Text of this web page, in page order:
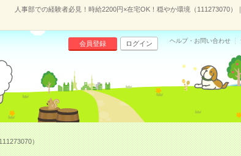
人事部での経験者必見！時給2200円×在宅OK！穏やか環境（111273070）
会員登録 ログイン ヘルプ・お問い合わせ
）